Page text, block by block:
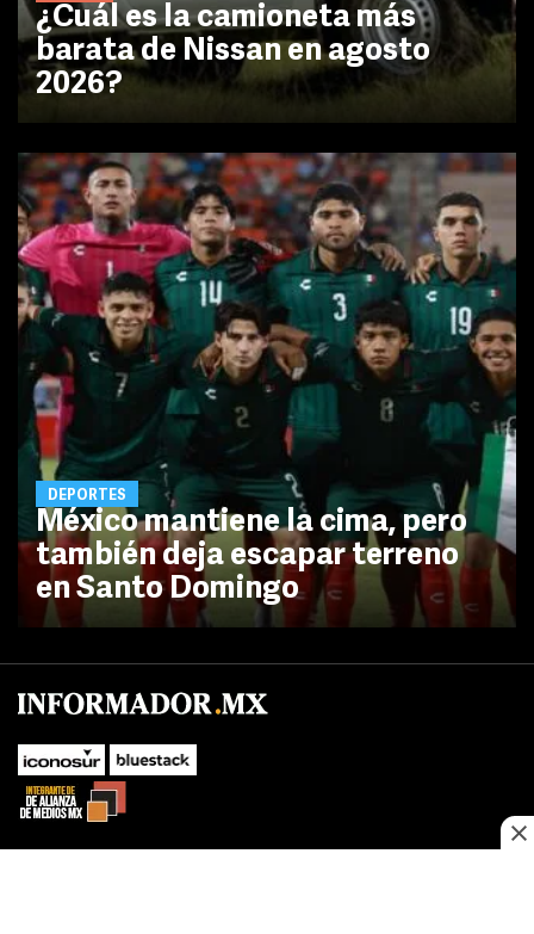
¿Cuál es la camioneta más
barata de Nissan en agosto
2026?
DEPORTES
México mantiene la cima, pero
también deja escapar terreno
en Santo Domingo